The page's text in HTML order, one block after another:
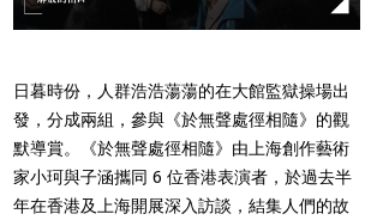
日暮時份，人群浩浩蕩蕩的在大館監獄操場出
發，分成兩組，參與《於無聲處徑相隨》的觀
默導賞。《於無聲處徑相隨》由上海創作藝術
家小珂與子涵攜同 6 位香港表演者，於過去半
年在香港及上海開展深入訪談，結集人們的故